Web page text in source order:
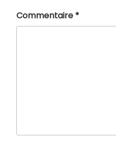
Commentaire *